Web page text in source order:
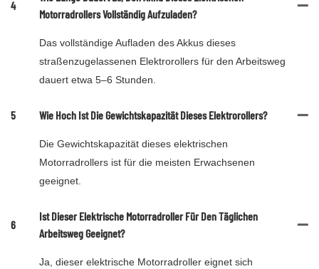
4
Motorradrollers Vollständig Aufzuladen?
Das vollständige Aufladen des Akkus dieses
straßenzugelassenen Elektrorollers für den Arbeitsweg
dauert etwa 5–6 Stunden.
5 Wie Hoch Ist Die Gewichtskapazität Dieses Elektrorollers?
Die Gewichtskapazität dieses elektrischen
Motorradrollers ist für die meisten Erwachsenen
geeignet.
6
Ist Dieser Elektrische Motorradroller Für Den Täglichen
Arbeitsweg Geeignet?
Ja, dieser elektrische Motorradroller eignet sich